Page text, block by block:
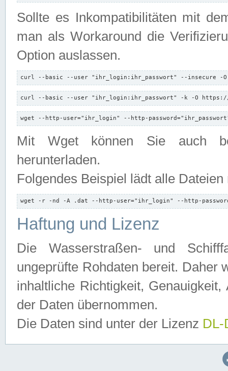
Sollte es Inkompatibilitäten mit
man als Workaround die
Option auslassen.
curl --basic --user "ihr_login:ihr_passwort" --insecure -
curl --basic --user "ihr_login:ihr_passwort" -k -O
wget --http-user="ihr_login" --http-
Mit Wget können Sie auch
herunterladen.
Folgendes Beispiel lädt alle
wget -r -nd -A .dat --http-user="ihr_login" --http-
Haftung und Lizenz
Die Wasserstraßen- und
ungeprüfte Rohdaten bereit. Daher
inhaltliche Richtigkeit,
der Daten übernommen.
Die Daten sind unter der Lizenz